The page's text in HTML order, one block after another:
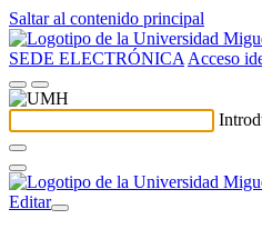
Saltar al contenido principal
SEDE ELECTRÓNICA Acceso
Editar